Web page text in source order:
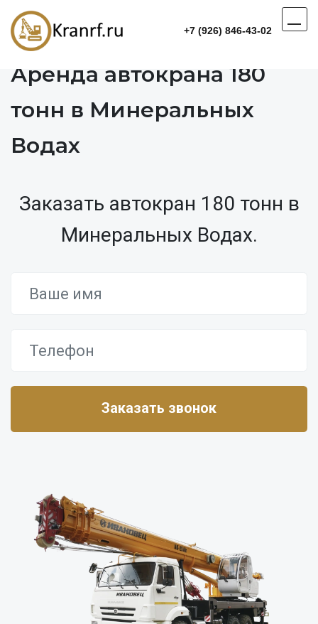
+7 (926) 846-43-02
Аренда автокрана 180
тонн в Минеральных
Водах
Заказать автокран 180 тонн в
Минеральных Водах.